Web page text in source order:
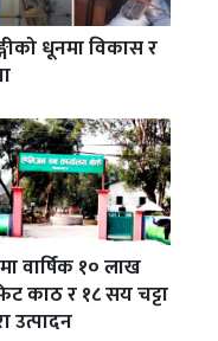
धूनमा विकास र
वार्षिक १० लाख
काठ र १८ सय चट्टा
उत्पादन